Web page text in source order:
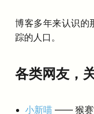
博客多年来认识的
踪的人口。
各类网友，
小新喵 —— 猴赛